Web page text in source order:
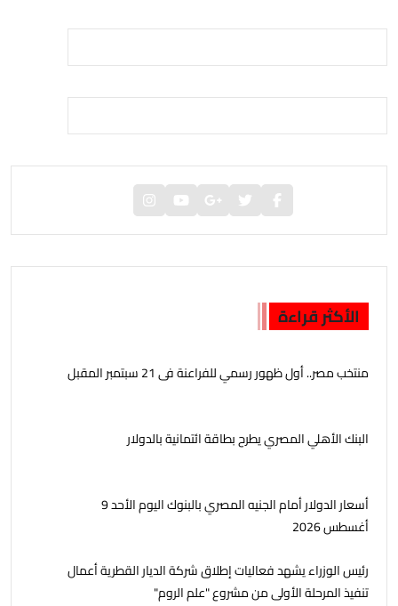
الأكثر قراءة
منتخب مصر.. أول ظهور رسمي للفراعنة فى 21 سبتمبر المقبل
البنك الأهلي المصري يطرح بطاقة ائتمانية بالدولار
أسعار الدولار أمام الجنيه المصري بالبنوك اليوم الأحد 9
أغسطس 2026
رئيس الوزراء يشهد فعاليات إطلاق شركة الديار القطرية أعمال
تنفيذ المرحلة الأولى من مشروع "علم الروم"